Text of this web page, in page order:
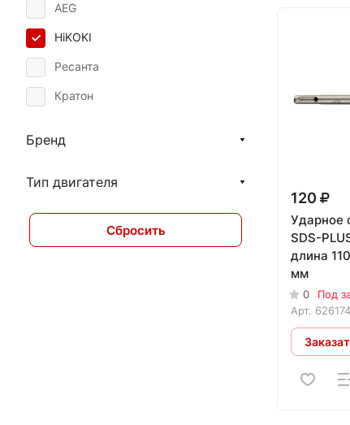
120
Ударное
SDS-
длина
мм
0
Под
Арт.
AEG
HiKOKI
Ресанта
Кратон
Бренд
Тип двигателя
Сбросить